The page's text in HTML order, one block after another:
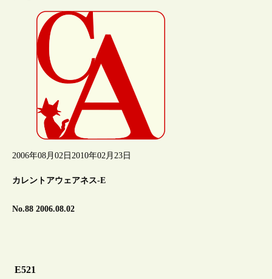
2006年08月02日 2010年02月23日
カレントアウェアネス-E
No.88 2006.08.02
E521